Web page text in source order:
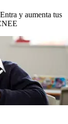
y aumenta tus